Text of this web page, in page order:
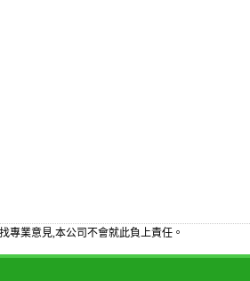
專業意見,本公司不會就此負上責任。